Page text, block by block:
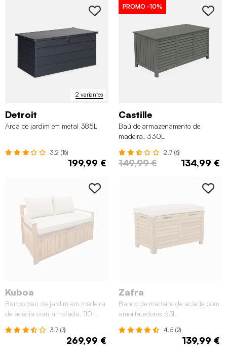
2 variantes
Detroit
Arca de jardim em metal 385L
3.2 (16)
199,99 €
PROMO -10%
Castille
Baú de armazenamento de
madeira, 330L
2.7 (6)
149,99 € 134,99 €
Kuboa
Banco baú de jardim em madeira
de acácia com almofada, 110 L
3.7 (3)
269,99 €
Zafra
Banco de madeira de acácia com
amortecedores 63L
4.5 (2)
139,99 €